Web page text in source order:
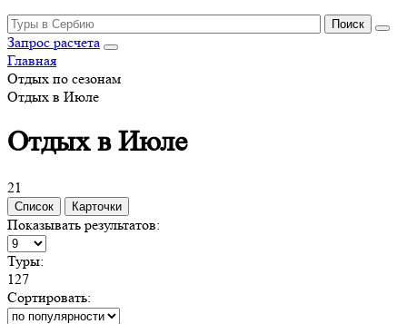
Запрос расчета
Главная
Отдых по сезонам
Отдых в Июле
Отдых в Июле
21
Список Карточки
Показывать результатов:
Туры:
127
Сортировать: